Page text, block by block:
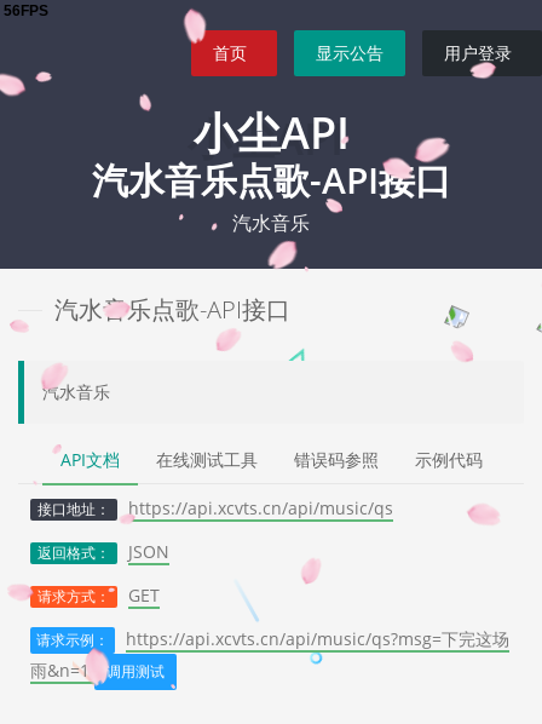
首页 显示公告 用户登录
小尘API
汽水音乐点歌-API接口
汽水音乐
汽水音乐点歌-API接口
汽水音乐
API文档 在线测试工具 错误码参照 示例代码
接口地址： https://api.xcvts.cn/api/music/qs
返回格式： JSON
请求方式： GET
请求示例：
https://api.xcvts.cn/api/music/qs?msg=下完这场
雨&n=1
调用测试